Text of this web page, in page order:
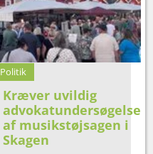
Politik
Kræver uvildig
advokatundersøgelse
af musikstøjsagen i
Skagen